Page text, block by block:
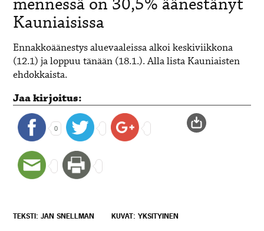
mennessä on 30,5% äänestänyt
Kauniaisissa
Ennakkoäänestys aluevaaleissa alkoi keskiviikkona
(12.1) ja loppuu tänään (18.1.). Alla lista Kauniaisten
ehdokkaista.
Jaa kirjoitus:
0
TEKSTI: JAN SNELLMAN KUVAT: YKSITYINEN